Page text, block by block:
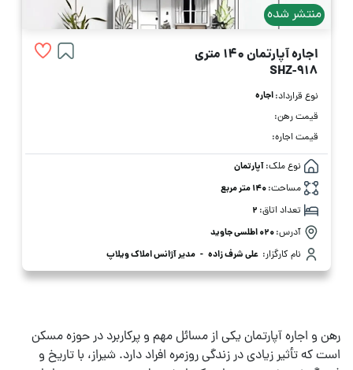
منتشر شده
اجاره آپارتمان 140 متری
SHZ-918
نوع قرارداد:اجاره
قیمت رهن:
قیمت اجاره:
نوع ملک:آپارتمان
مساحت:140 متر مربع
تعداد اتاق: 2
آدرس:۰۲۰ اطلسی جاوید
نام کارگزار: علی شرف زاده - مدیر آژانس املاک ویلاپ
رهن و اجاره آپارتمان یکی از مسائل مهم و پرکاربرد در حوزه مسکن
است که تأثیر زیادی در زندگی روزمره افراد دارد. شیراز، با تاریخ و